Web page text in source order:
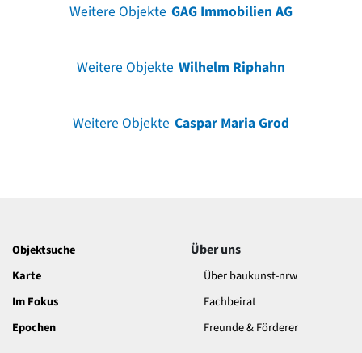
Weitere Objekte GAG Immobilien AG
Weitere Objekte Wilhelm Riphahn
Weitere Objekte Caspar Maria Grod
Objektsuche
Karte
Im Fokus
Epochen
Über uns
Über baukunst-nrw
Fachbeirat
Freunde & Förderer